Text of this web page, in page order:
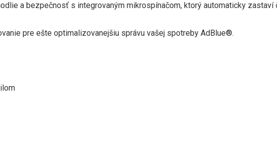
a bezpečnosť s integrovaným mikrospínačom, ktorý automaticky
pre ešte optimalizovanejšiu správu vašej spotreby AdBlue®.